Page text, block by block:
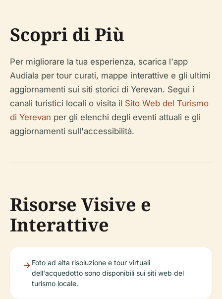
Scopri di Più
Per migliorare la tua esperienza, scarica l'app
Audiala per tour curati, mappe interattive e gli ultimi
aggiornamenti sui siti storici di Yerevan. Segui i
canali turistici locali o visita il Sito Web del Turismo
di Yerevan per gli elenchi degli eventi attuali e gli
aggiornamenti sull'accessibilità.
Risorse Visive e
Interattive
Foto ad alta risoluzione e tour virtuali
dell'acquedotto sono disponibili sui siti web del
turismo locale.